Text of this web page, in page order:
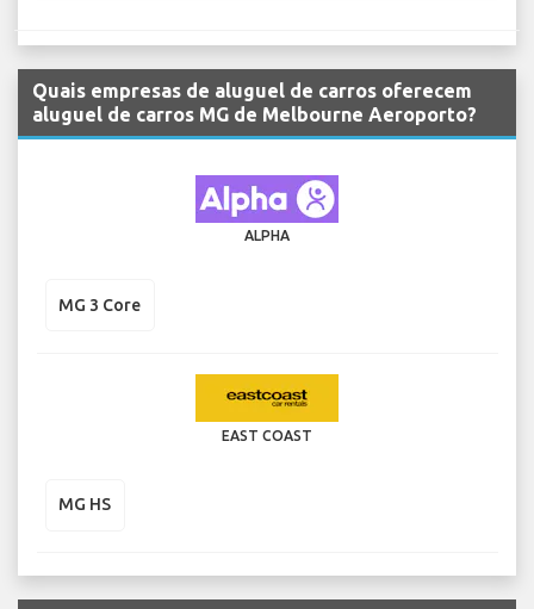
Quais empresas de aluguel de carros oferecem
aluguel de carros MG de Melbourne Aeroporto?
ALPHA
MG 3 Core
EAST COAST
MG HS